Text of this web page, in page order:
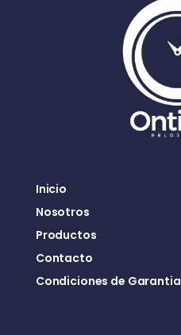
Inicio
Nosotros
Productos
Contacto
Condiciones de Garantia